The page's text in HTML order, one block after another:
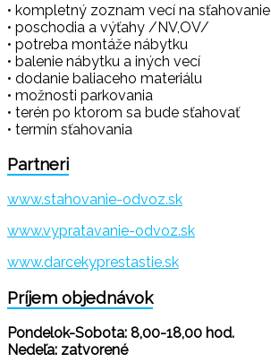
• kompletný zoznam vecí na sťahovanie
• poschodia a výťahy /NV,OV/
• potreba montáže nábytku
• balenie nábytku a iných vecí
• dodanie baliaceho materiálu
• možnosti parkovania
• terén po ktorom sa bude sťahovať
• termín sťahovania
Partneri
www.stahovanie-odvoz.sk
www.vypratavanie-odvoz.sk
www.darcekyprestastie.sk
Príjem objednávok
Pondelok-Sobota: 8,00-18,00 hod.
Nedeľa: zatvorené